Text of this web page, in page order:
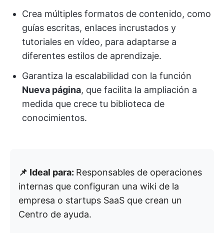
Crea múltiples formatos de contenido, como
guías escritas, enlaces incrustados y
tutoriales en vídeo, para adaptarse a
diferentes estilos de aprendizaje.
Garantiza la escalabilidad con la función
Nueva página, que facilita la ampliación a
medida que crece tu biblioteca de
conocimientos.
📌 Ideal para: Responsables de operaciones
internas que configuran una wiki de la
empresa o startups SaaS que crean un
Centro de ayuda.